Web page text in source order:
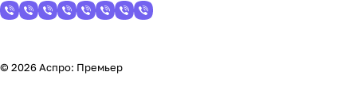
© 2026 Аспро: Премьер